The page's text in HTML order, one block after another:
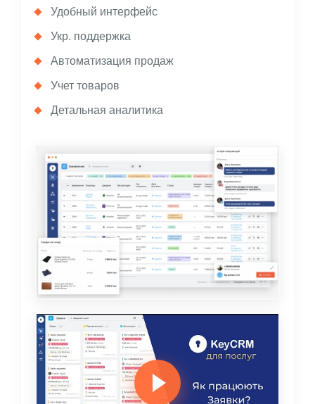
Удобный интерфейс
Укр. поддержка
Автоматизация продаж
Учет товаров
Детальная аналитика